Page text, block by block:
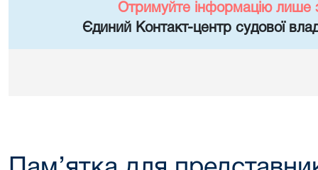
Отримуйте інформацію лише
Єдиний Контакт-центр судової